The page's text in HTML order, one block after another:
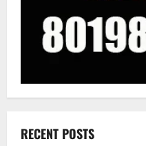
RECENT POSTS